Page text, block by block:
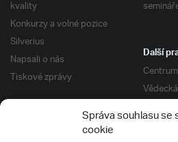
Správa souhlasu se
cookie
kvality
Konkurzy a volné pozice
Silverius
Napsali o nás
Tiskové zprávy
Další